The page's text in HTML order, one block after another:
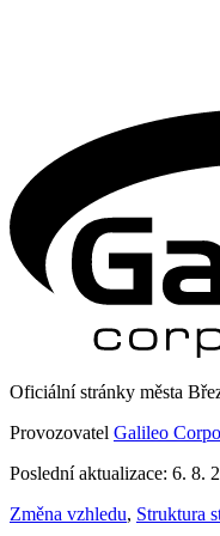
Oficiální stránky města
Provozovatel Galileo
Poslední aktualizace: 6. 8.
Změna vzhledu, Struktura